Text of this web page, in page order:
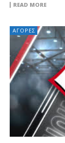
READ MORE
ΑΓΟΡΈΣ